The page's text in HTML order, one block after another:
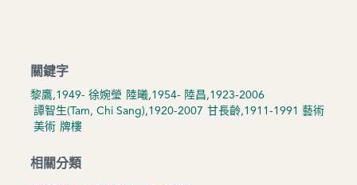
關鍵字
黎鷹,1949- 徐婉瑩 陸曦,1954- 陸昌,1923-2006
譚智生(Tam, Chi Sang),1920-2007 甘長齡,1911-1991 藝術
美術 牌樓
相關分類